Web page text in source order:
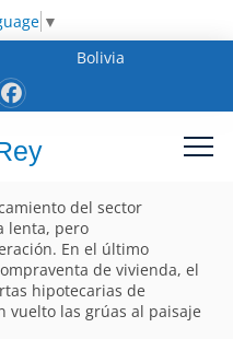
▼
Bolivia
del sector
lenta, pero
En el último
de vivienda, el
hipotecarias de
vuelto las grúas al paisaje